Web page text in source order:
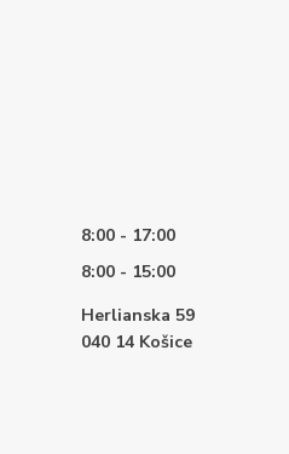
8:00 - 17:00
8:00 - 15:00
Herlianska 59
040 14 Košice